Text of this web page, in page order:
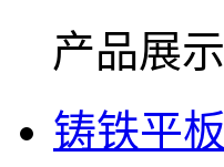
产品展示
铸铁平